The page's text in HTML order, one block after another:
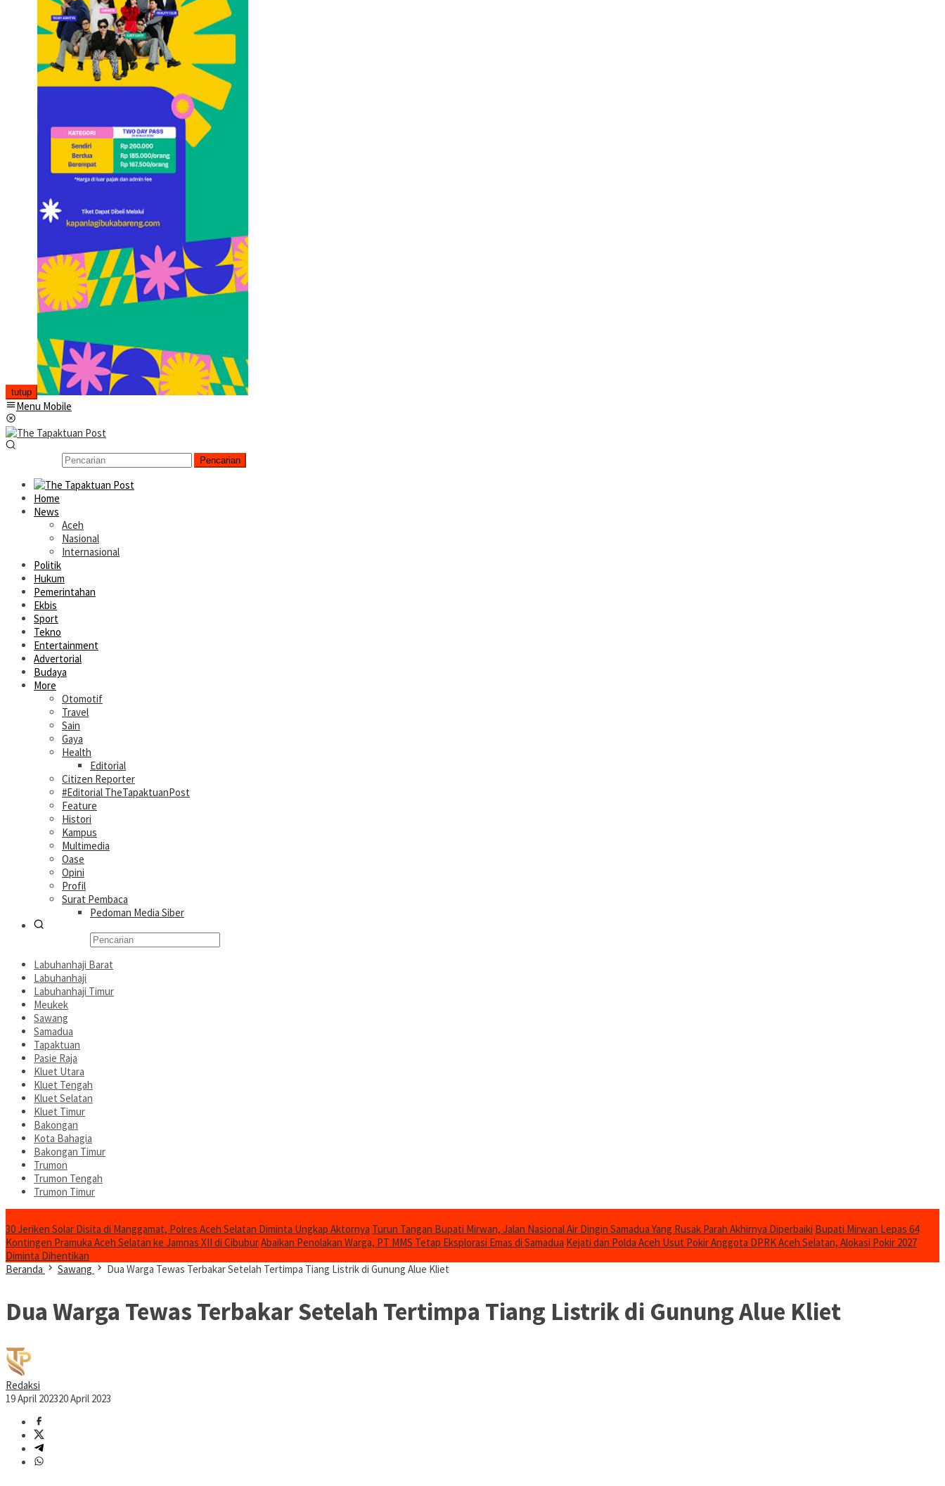
tutup
Menu Mobile
Pencarian
Home
News
Aceh
Nasional
Internasional
Politik
Hukum
Pemerintahan
Ekbis
Sport
Tekno
Entertainment
Advertorial
Budaya
More
Otomotif
Travel
Sain
Gaya
Health
Editorial
Citizen Reporter
#Editorial TheTapaktuanPost
Feature
Histori
Kampus
Multimedia
Oase
Opini
Profil
Surat Pembaca
Pedoman Media Siber
Labuhanhaji Barat
Labuhanhaji
Labuhanhaji Timur
Meukek
Sawang
Samadua
Tapaktuan
Pasie Raja
Kluet Utara
Kluet Tengah
Kluet Selatan
Kluet Timur
Bakongan
Kota Bahagia
Bakongan Timur
Trumon
Trumon Tengah
Trumon Timur
30 Jeriken Solar Disita di Manggamat, Polres Aceh Selatan Diminta Ungkap Aktornya Turun Tangan Bupati Mirwan, Jalan Nasional Air Dingin Samadua Yang Rusak Parah Akhirnya Diperbaiki Bupati Mirwan Lepas 64
Kontingen Pramuka Aceh Selatan ke Jamnas XII di CibuburAbaikan Penolakan Warga, PT MMS Tetap Eksplorasi Emas di Samadua Kejati dan Polda Aceh Usut Pokir Anggota DPRK Aceh Selatan, Alokasi Pokir 2027
Diminta Dihentikan
Beranda
Sawang Dua Warga Tewas Terbakar Setelah Tertimpa Tiang Listrik di Gunung Alue Kliet
Dua Warga Tewas Terbakar Setelah Tertimpa Tiang Listrik di Gunung Alue Kliet
Redaksi
19 April 202320 April 2023